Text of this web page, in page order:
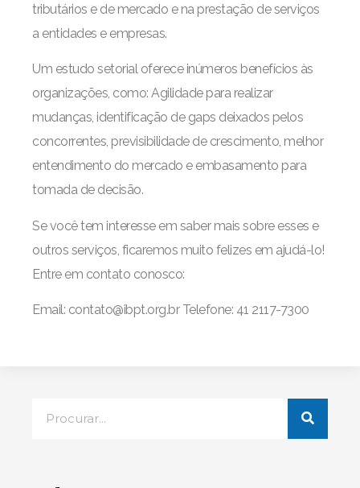
tributários e de mercado e na prestação de serviços
a entidades e empresas.
Um estudo setorial oferece inúmeros benefícios às
organizações, como: Agilidade para realizar
mudanças, identificação de gaps deixados pelos
concorrentes, previsibilidade de crescimento, melhor
entendimento do mercado e embasamento para
tomada de decisão.
Se você tem interesse em saber mais sobre esses e
outros serviços, ficaremos muito felizes em ajudá-lo!
Entre em contato conosco:
Email: contato@ibpt.org.br Telefone: 41 2117-7300